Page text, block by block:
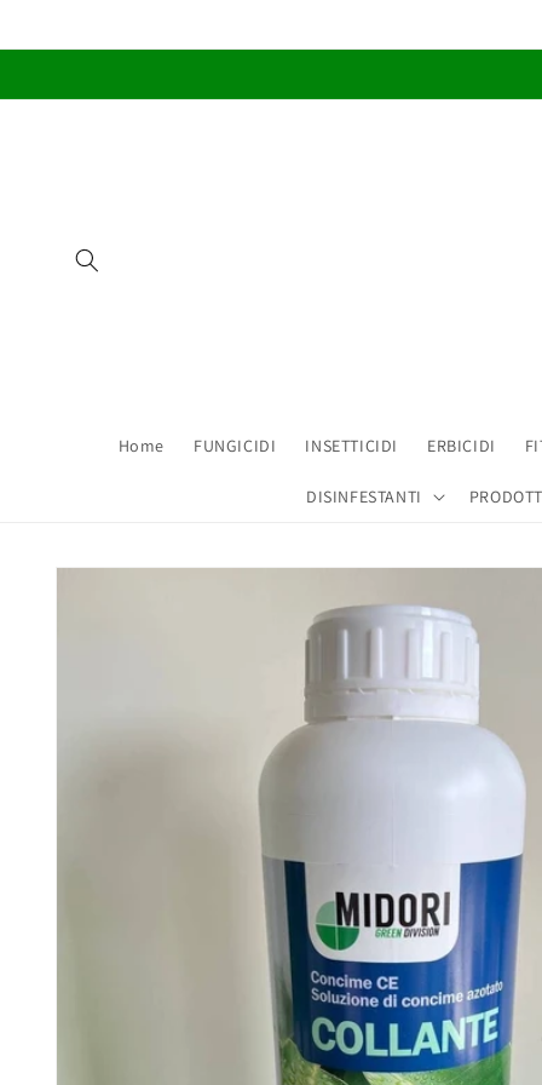
ai contenuti
Home FUNGICIDI INSETTICIDI ERBICIDI
DISINFESTANTI
Passa alle